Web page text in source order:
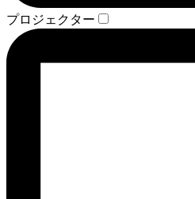
プロジェクター